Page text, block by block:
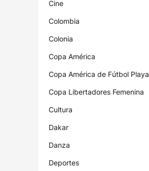
Cine
Colombia
Colonia
Copa América
Copa América de Fútbol Playa
Copa Libertadores Femenina
Cultura
Dakar
Danza
Deportes